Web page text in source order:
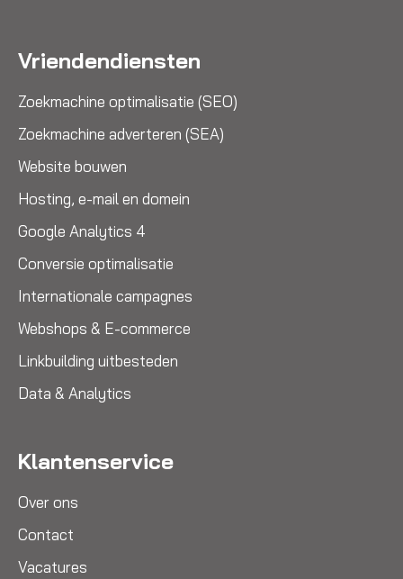
Vriendendiensten
Zoekmachine optimalisatie (SEO)
Zoekmachine adverteren (SEA)
Website bouwen
Hosting, e-mail en domein
Google Analytics 4
Conversie optimalisatie
Internationale campagnes
Webshops & E-commerce
Linkbuilding uitbesteden
Data & Analytics
Klantenservice
Over ons
Contact
Vacatures